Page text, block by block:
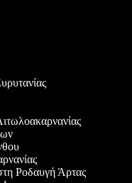
Ροδαυγή Άρτας